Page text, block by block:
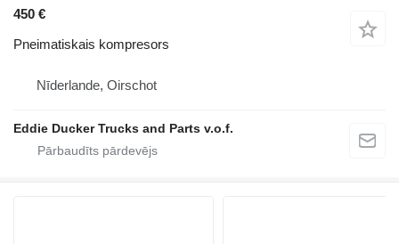
450 €
Pneimatiskais kompresors
Nīderlande, Oirschot
Eddie Ducker Trucks and Parts v.o.f.